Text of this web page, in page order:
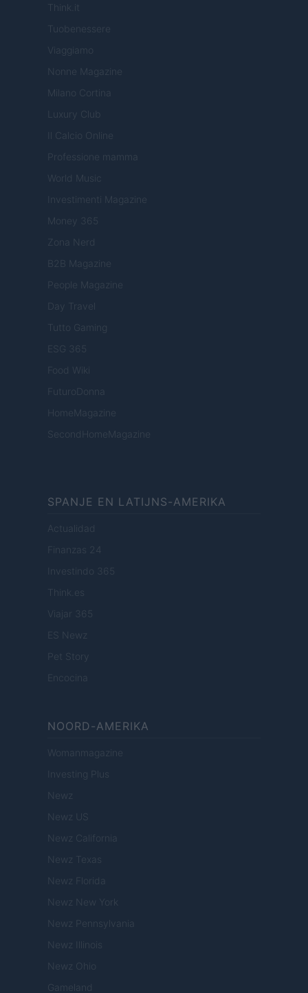
Think.it
Tuobenessere
Viaggiamo
Nonne Magazine
Milano Cortina
Luxury Club
Il Calcio Online
Professione mamma
World Music
Investimenti Magazine
Money 365
Zona Nerd
B2B Magazine
People Magazine
Day Travel
Tutto Gaming
ESG 365
Food Wiki
FuturoDonna
HomeMagazine
SecondHomeMagazine
SPANJE EN LATIJNS-AMERIKA
Actualidad
Finanzas 24
Investindo 365
Think.es
Viajar 365
ES Newz
Pet Story
Encocina
NOORD-AMERIKA
Womanmagazine
Investing Plus
Newz
Newz US
Newz California
Newz Texas
Newz Florida
Newz New York
Newz Pennsylvania
Newz Illinois
Newz Ohio
Gameland